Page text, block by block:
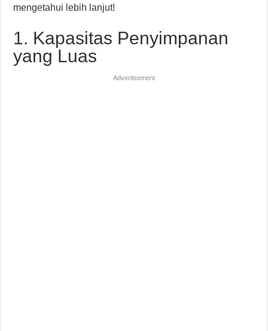
mengetahui lebih lanjut!
1. Kapasitas Penyimpanan
yang Luas
Advertisement